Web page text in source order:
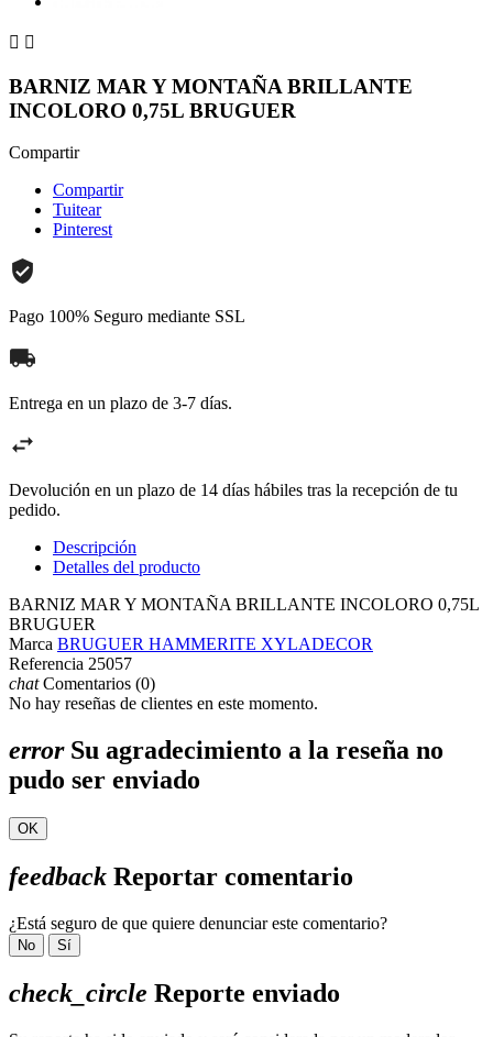
 
BARNIZ MAR Y MONTAÑA BRILLANTE
INCOLORO 0,75L BRUGUER
Compartir
Compartir
Tuitear
Pinterest
Pago 100% Seguro mediante SSL
Entrega en un plazo de 3-7 días.
Devolución en un plazo de 14 días hábiles tras la recepción de tu
pedido.
Descripción
Detalles del producto
BARNIZ MAR Y MONTAÑA BRILLANTE INCOLORO 0,75L
BRUGUER
Marca BRUGUER HAMMERITE XYLADECOR
Referencia 25057
chatComentarios (0)
No hay reseñas de clientes en este momento.
errorSu agradecimiento a la reseña no
pudo ser enviado
OK
feedback Reportar comentario
¿Está seguro de que quiere denunciar este comentario?
No Sí
check_circle Reporte enviado